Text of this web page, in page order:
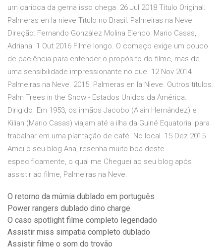
um carioca da gema isso chega 26 Jul 2018 Título Original:
Palmeras en la nieve Título no Brasil: Palmeiras na Neve
Direção: Fernando González Molina Elenco: Mario Casas,
Adriana 1 Out 2016 Filme longo. O começo exige um pouco
de paciência para entender o propósito do filme, mas de
uma sensibilidade impressionante no que 12 Nov 2014
Palmeiras na Neve. 2015. Palmeras en la Nieve. Outros títulos.
Palm Trees in the Snow - Estados Unidos da América.
Dirigido Em 1953, os irmãos Jacobo (Alain Hernández) e
Kilian (Mario Casas) viajam até a ilha da Guiné Equatorial para
trabalhar em uma plantação de café. No local 15 Dez 2015
Amei o seu blog Ana, resenha muito boa deste
especificamente, o qual me Cheguei ao seu blog após
assistir ao filme, Palmeiras na Neve.
O retorno da múmia dublado em português
Power rangers dublado dino charge
O caso spotlight filme completo legendado
Assistir miss simpatia completo dublado
Assistir filme o som do trovão